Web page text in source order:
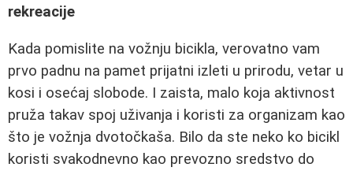
rekreacije
Kada pomislite na vožnju bicikla, verovatno vam
prvo padnu na pamet prijatni izleti u prirodu, vetar u
kosi i osećaj slobode. I zaista, malo koja aktivnost
pruža takav spoj uživanja i koristi za organizam kao
što je vožnja dvotočkaša. Bilo da ste neko ko bicikl
koristi svakodnevno kao prevozno sredstvo do